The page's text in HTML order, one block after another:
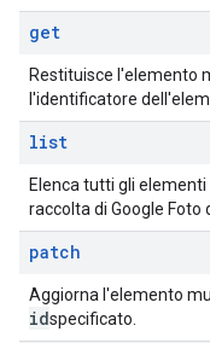
get
Restituisce l'elemento
l'identificatore
list
Elenca tutti gli
raccolta di Google Foto
patch
Aggiorna l'elemento
idspecificato.